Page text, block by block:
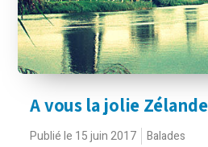
A vous la jolie
Publié le 15 juin 2017 Balades